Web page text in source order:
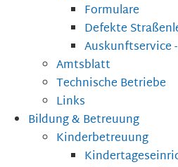
Formulare
Defekte
Auskunftservice
Amtsblatt
Technische Betriebe
Links
Bildung & Betreuung
Kinderbetreuung